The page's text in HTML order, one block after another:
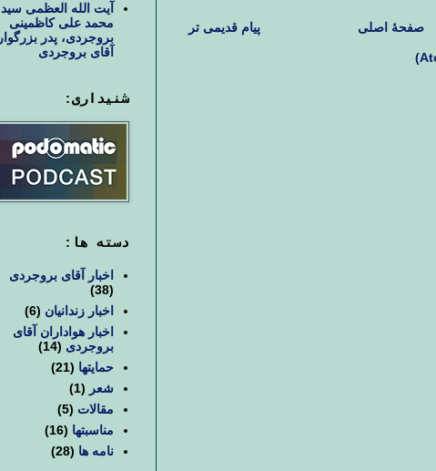
پیام قدیمی تر صفحهٔ اصلی
آیت الله العظمی سید
محمد علی کاظمینی
بروجردی، پدر بزرگوار
آقای بروجردی
شنیداری:
دسته ها:
اخبار آقای بروجردی
(38)
اخبار زندانیان (6)
اخبار هواداران آقای
بروجردی (14)
حمایتها (21)
شعر (1)
مقالات (5)
مناسبتها (16)
نامه ها (28)